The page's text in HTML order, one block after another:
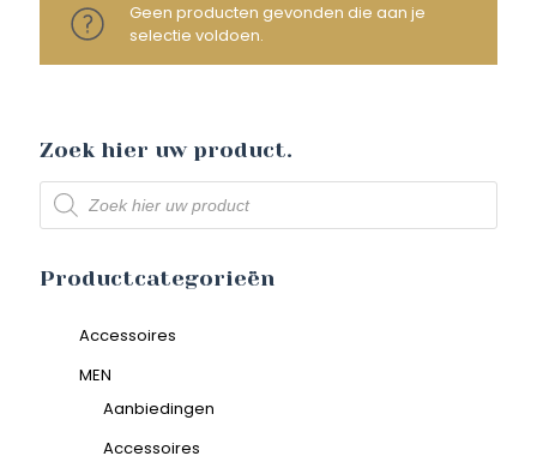
Geen producten gevonden die aan je
selectie voldoen.
Zoek hier uw product.
Producten
zoeken
Productcategorieën
Accessoires
MEN
Aanbiedingen
Accessoires